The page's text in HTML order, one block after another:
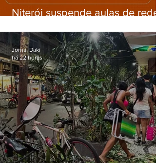
Niterói suspende aulas de rede
ventos fortes nesta sexta (7)
Jornal Daki
há 22 horas